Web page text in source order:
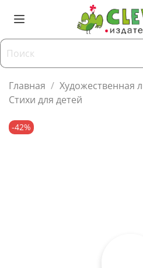
Главная
Художественная
Стихи для детей
-42%